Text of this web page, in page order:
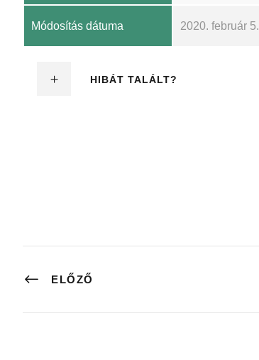
Módosítás dátuma 2020. február 5.
HIBÁT TALÁLT?
ELŐZŐ